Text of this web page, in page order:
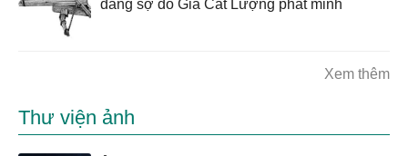
đáng sợ do Gia Cát Lượng phát minh
Xem thêm
Thư viện ảnh